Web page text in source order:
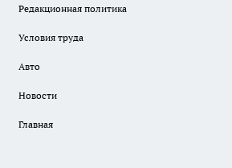
Редакционная политика
Условия труда
Авто
Новости
Главная